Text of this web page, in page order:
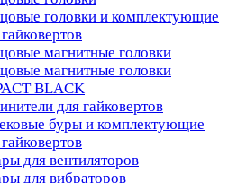
головки и комплектующие
магнитные головки
магнитные головки
BLACK
для гайковертов
буры и комплектующие
для вентиляторов
для вибраторов